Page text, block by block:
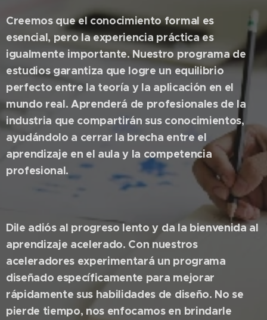
Creemos que el conocimiento formal es
esencial, pero la experiencia práctica es
igualmente importante. Nuestro programa de
estudios garantiza que logre un equilibrio
perfecto entre la teoría y la aplicación en el
mundo real. Aprenderá de profesionales de la
industria que compartirán sus conocimientos,
ayudándolo a cerrar la brecha entre el
aprendizaje en el aula y la competencia
profesional.
Dile adiós al progreso lento y da la bienvenida al
aprendizaje acelerado. Con nuestros
aceleradores experimentará un programa
diseñado específicamente para mejorar
rápidamente sus habilidades de diseño. No se
pierde tiempo, nos enfocamos en brindarle